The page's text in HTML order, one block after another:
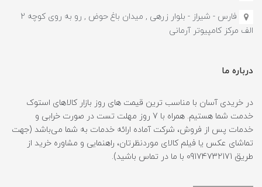
فارس - شیراز - بلوار زرهی , میدان باغ حوض , رو به روی کوچه 2
الف مرکز کامپیوتر آرمانی
درباره ما
در خریدی آسان با مناسب ترین قیمت های روز بازار کالاهای استوک
خدمت شما هستیم. همراه با 7 روز مهلت تست در صورت خرابی و
خدمات پس از فروش، شرکت آماده ارائه خدمات به شما می‌باشد (جهت
تماشای عکس یا فیلم کالای موردنظرتان، راهنمایی و مشاوره خرید از
طریق 09174732171 با ما در تماس باشید).